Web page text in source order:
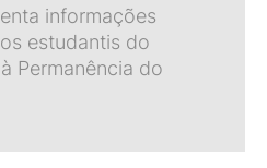
informações
estudantis do
Permanência do